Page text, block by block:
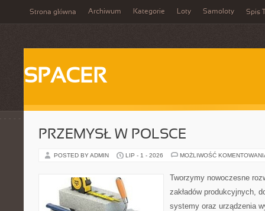
Strona główna Archiwum Kategorie Loty Samoloty Spis
SPACER
PRZEMYSŁ W POLSCE
POSTED BY ADMIN LIP - 1 - 2026 MOŻLIWOŚĆ
Tworzymy nowoczesne
zakładów produkcyjnych,
systemy oraz urządzenia